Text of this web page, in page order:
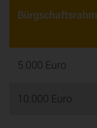
5.000 Euro
10.000 Euro